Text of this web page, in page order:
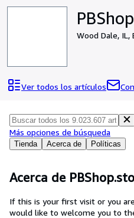
Consultar mis pedidos
Colecciones
Arte y coleccionismo
Vendedores
Wood Dale, IL,
Ver todos los artículos
Tienda Acerca de Políticas
Más opciones de búsqueda
Acerca de
If this is your first visit or you
would like to welcome you to